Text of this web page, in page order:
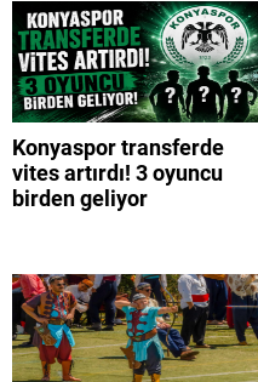
Konyaspor transferde
vites artırdı! 3 oyuncu
birden geliyor